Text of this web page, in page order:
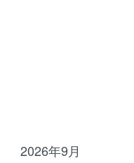
2026年9月